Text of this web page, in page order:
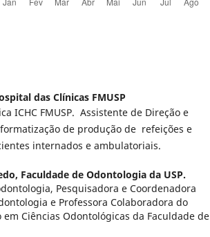
das Clínicas FMUSP
ICHC FMUSP. Assistente de Direção e
de produção de refeições e
internados e ambulatoriais.
Faculdade de Odontologia da USP.
Pesquisadora e Coordenadora
e Professora Colaboradora do
em Ciências Odontológicas da Faculdade de